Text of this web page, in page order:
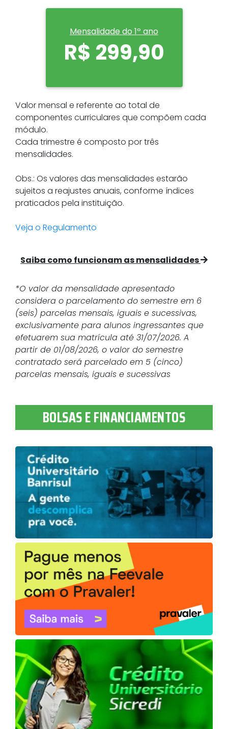
Mensalidade do 1º ano
R$ 299,90
Valor mensal e referente ao total de
componentes curriculares que compõem cada
módulo.
Cada trimestre é composto por três
mensalidades.
Obs.: Os valores das mensalidades estarão
sujeitos a reajustes anuais, conforme índices
praticados pela instituição.
Veja o Regulamento
Saiba como funcionam as mensalidades
*O valor da mensalidade apresentado
considera o parcelamento do semestre em 6
(seis) parcelas mensais, iguais e sucessivas,
exclusivamente para alunos ingressantes que
efetuarem sua matrícula até 31/07/2026. A
partir de 01/08/2026, o valor do semestre
contratado será parcelado em 5 (cinco)
parcelas mensais, iguais e sucessivas
BOLSAS E FINANCIAMENTOS